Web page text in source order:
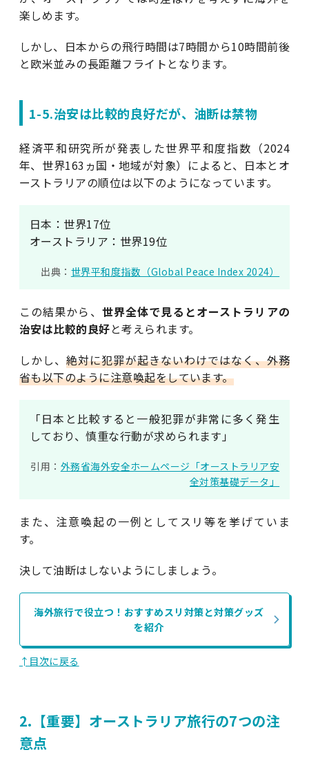
楽しめます。
しかし、日本からの飛行時間は7時間から10時間前後
と欧米並みの長距離フライトとなります。
1-5.治安は比較的良好だが、油断は禁物
経済平和研究所が発表した世界平和度指数（2024
年、世界163ヵ国・地域が対象）によると、日本とオ
ーストラリアの順位は以下のようになっています。
日本：世界17位
オーストラリア：世界19位
出典： 世界平和度指数（Global Peace Index 2024）
この結果から、 世界全体で見るとオーストラリアの
治安は比較的良好と考えられます。
しかし、絶対に犯罪が起きないわけではなく、外務
省も以下のように注意喚起をしています。
「日本と比較すると一般犯罪が非常に多く発生
しており、慎重な行動が求められます」
引用： 外務省海外安全ホームページ「オーストラリア安
全対策基礎データ」
また、注意喚起の一例としてスリ等を挙げていま
す。
決して油断はしないようにしましょう。
海外旅行で役立つ！おすすめスリ対策と対策グッズ
を紹介
↑目次に戻る
2.【重要】オーストラリア旅行の7つの注
意点